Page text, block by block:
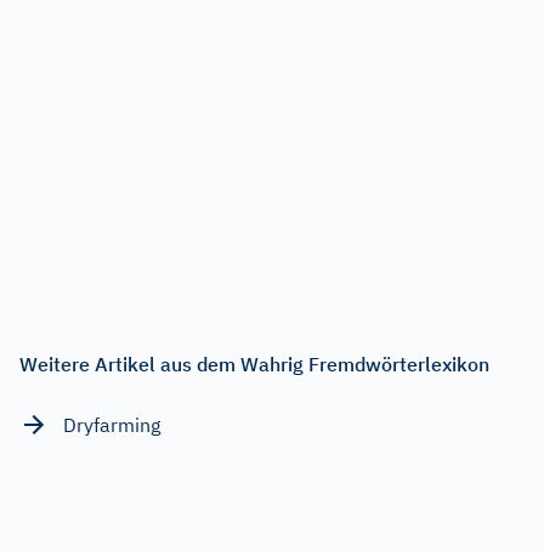
Weitere Artikel aus dem Wahrig Fremdwörterlexikon
Dryfarming